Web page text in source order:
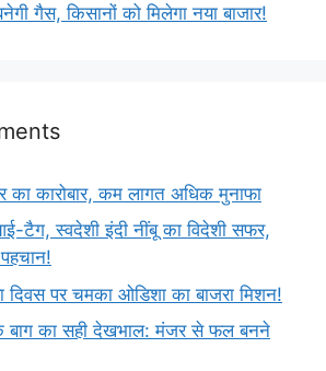
गैस, किसानों को मिलेगा नया बाजार!
का कारोबार, कम लागत अधिक मुनाफा
टैग, स्वदेशी इंदी नींबू का विदेशी सफर,
दिवस पर चमका ओडिशा का बाजरा मिशन!
का सही देखभाल: मंजर से फल बनने